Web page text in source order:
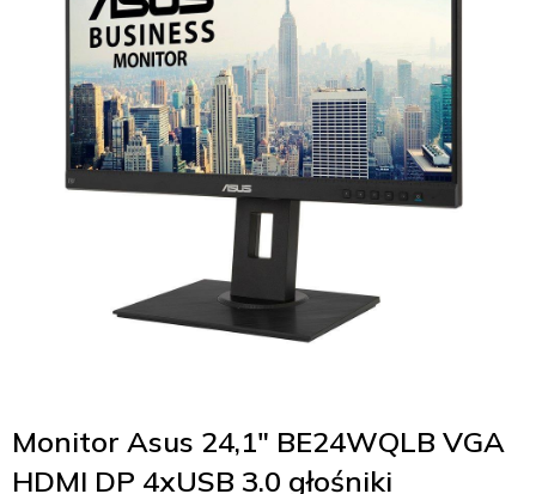
Monitor Asus 24,1″ BE24WQLB VGA
HDMI DP 4xUSB 3.0 głośniki